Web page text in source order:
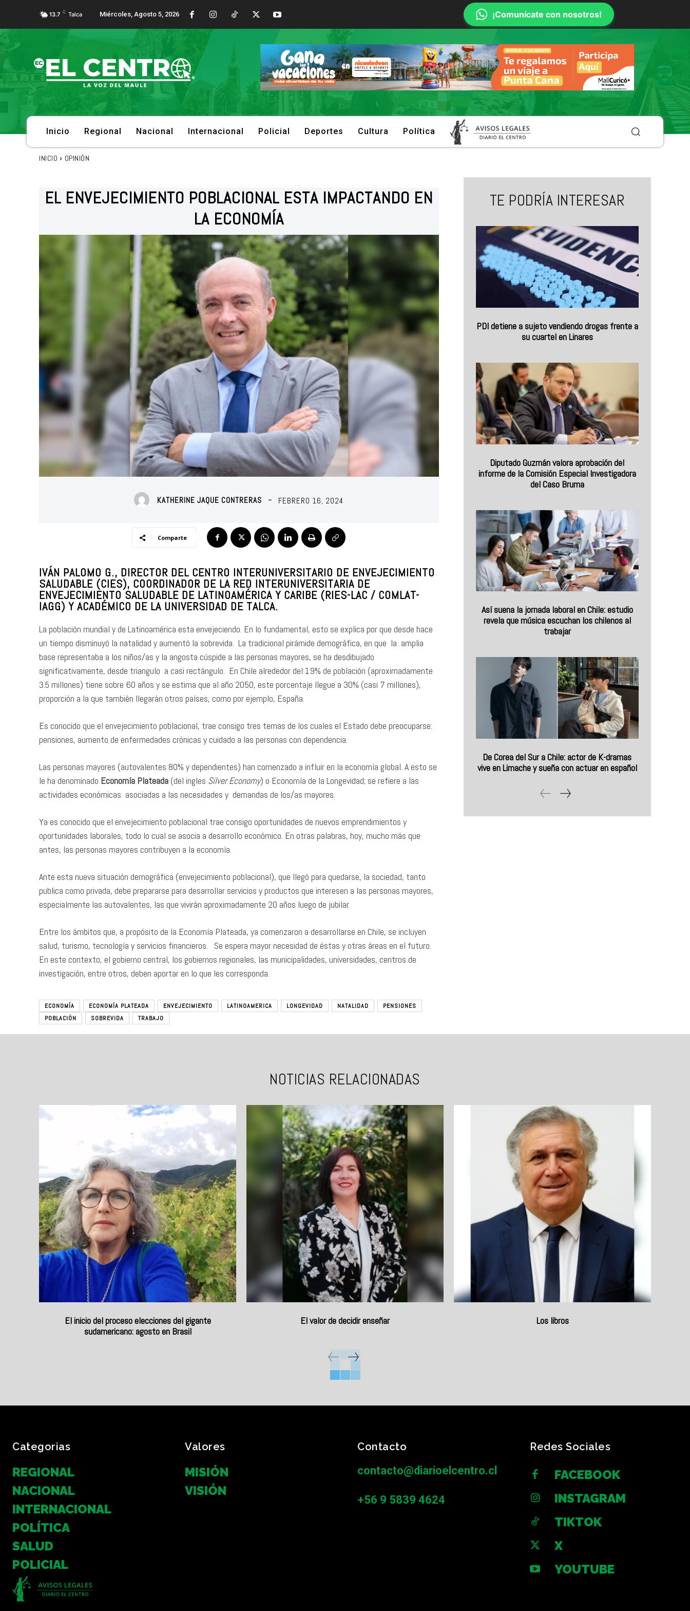
13.7 C Talca Miércoles, Agosto 5, 2026 ¡Comunícate con nosotros!
Inicio Regional Nacional Internacional Policial Deportes Cultura Política
INICIO OPINIÓN
EL ENVEJECIMIENTO POBLACIONAL ESTA IMPACTANDO EN
LA ECONOMÍA
KATHERINE JAQUE CONTRERAS FEBRERO 16, 2024
Comparte
IVÁN PALOMO G., DIRECTOR DEL CENTRO INTERUNIVERSITARIO DE ENVEJECIMIENTO
SALUDABLE (CIES), COORDINADOR DE LA RED INTERUNIVERSITARIA DE
ENVEJECIMIENTO SALUDABLE DE LATINOAMÉRICA Y CARIBE (RIES-LAC / COMLAT-
IAGG) Y ACADÉMICO DE LA UNIVERSIDAD DE TALCA.
La población mundial y de Latinoamérica esta envejeciendo. En lo fundamental, esto se explica por que desde hace
un tiempo disminuyó la natalidad y aumentó la sobrevida. La tradicional pirámide demográfica, en que la amplia
base representaba a los niños/as y la angosta cúspide a las personas mayores, se ha desdibujado
significativamente, desde triangulo a casi rectángulo. En Chile alrededor del 19% de población (aproximadamente
3.5 millones) tiene sobre 60 años y se estima que al año 2050, este porcentaje llegue a 30% (casi 7 millones),
proporción a la que también llegarán otros países, como por ejemplo, España.
Es conocido que el envejecimiento poblacional, trae consigo tres temas de los cuales el Estado debe preocuparse:
pensiones, aumento de enfermedades crónicas y cuidado a las personas con dependencia.
Las personas mayores (autovalentes 80% y dependientes) han comenzado a influir en la economía global. A esto se
le ha denominado Economía Plateada (del ingles Silver Economy) o Economía de la Longevidad; se refiere a las
actividades económicas asociadas a las necesidades y demandas de los/as mayores.
Ya es conocido que el envejecimiento poblacional trae consigo oportunidades de nuevos emprendimientos y
oportunidades laborales, todo lo cual se asocia a desarrollo económico. En otras palabras, hoy, mucho más que
antes, las personas mayores contribuyen a la economía.
Ante esta nueva situación demográfica (envejecimiento poblacional), que llegó para quedarse, la sociedad, tanto
publica como privada, debe prepararse para desarrollar servicios y productos que interesen a las personas mayores,
especialmente las autovalentes, las que vivirán aproximadamente 20 años luego de jubilar.
Entre los ámbitos que, a propósito de la Economía Plateada, ya comenzaron a desarrollarse en Chile, se incluyen
salud, turismo, tecnología y servicios financieros. Se espera mayor necesidad de éstas y otras áreas en el futuro.
En este contexto, el gobierno central, los gobiernos regionales, las municipalidades, universidades, centros de
investigación, entre otros, deben aportar en lo que les corresponda.
ECONOMÍA ECONOMÍA PLATEADA ENVEJECIMIENTO LATINOAMERICA LONGEVIDAD NATALIDAD
PENSIONES
POBLACIÓN
SOBREVIDA TRABAJO
TE PODRÍA INTERESAR
PDI detiene a sujeto vendiendo drogas frente a
su cuartel en Linares
Diputado Guzmán valora aprobación del
informe de la Comisión Especial Investigadora
del Caso Bruma
Así suena la jornada laboral en Chile: estudio
revela que música escuchan los chilenos al
trabajar
De Corea del Sur a Chile: actor de K-dramas
vive en Limache y sueña con actuar en español
NOTICIAS RELACIONADAS
El inicio del proceso elecciones del gigante
sudamericano: agosto en Brasil
El valor de decidir enseñar Los libros
Categorias
REGIONAL
NACIONAL
INTERNACIONAL
POLÍTICA
SALUD
POLICIAL
Valores
MISIÓN
VISIÓN
Contacto
contacto@diarioelcentro.cl
+56 9 5839 4624
Redes Sociales
FACEBOOK
INSTAGRAM
TIKTOK
X
YOUTUBE